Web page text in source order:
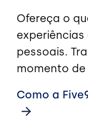
Ofereça o
pessoais.
momento
Como a